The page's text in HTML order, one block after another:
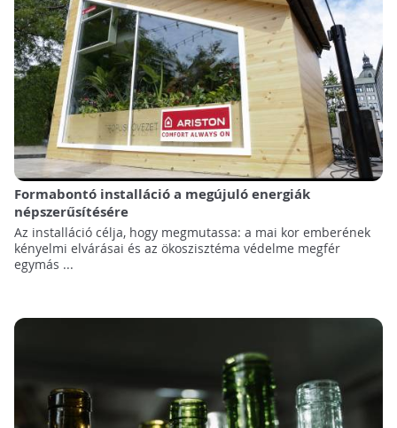
Formabontó installáció a megújuló energiák
népszerűsítésére
Az installáció célja, hogy megmutassa: a mai kor emberének
kényelmi elvárásai és az ökoszisztéma védelme megfér
egymás ...